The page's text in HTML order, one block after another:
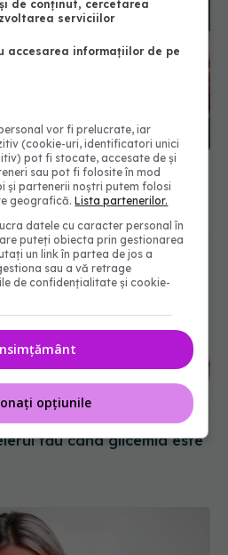
consumi poate crește
tău când glicemia este
de conținut, cercetarea
serviciilor
accesarea informațiilor de pe
vor fi prelucrate, iar
(cookie-uri, identificatori unici
pot fi stocate, accesate de și
sau pot fi folosite în mod
și partenerii noștri putem folosi
geografică.Lista partenerilor.
datele cu caracter personal în
puteți obiecta prin gestionarea
un link în partea de jos a
sau a vă retrage
de confidențialitate și cookie-
opțiunile